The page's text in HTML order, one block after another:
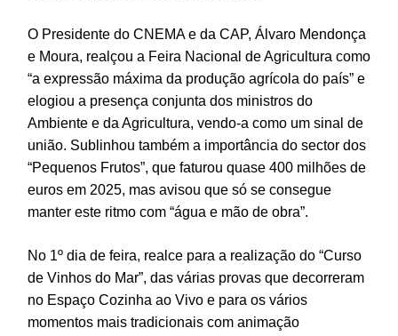
O Presidente do CNEMA e da CAP, Álvaro Mendonça
e Moura, realçou a Feira Nacional de Agricultura como
“a expressão máxima da produção agrícola do país” e
elogiou a presença conjunta dos ministros do
Ambiente e da Agricultura, vendo-a como um sinal de
união. Sublinhou também a importância do sector dos
“Pequenos Frutos”, que faturou quase 400 milhões de
euros em 2025, mas avisou que só se consegue
manter este ritmo com “água e mão de obra”.
No 1º dia de feira, realce para a realização do “Curso
de Vinhos do Mar”, das várias provas que decorreram
no Espaço Cozinha ao Vivo e para os vários
momentos mais tradicionais com animação